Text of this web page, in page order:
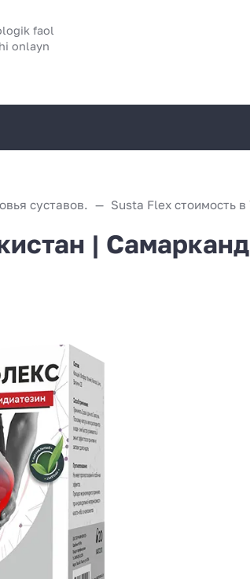
faol
onlayn
суставов.
| Самарканд